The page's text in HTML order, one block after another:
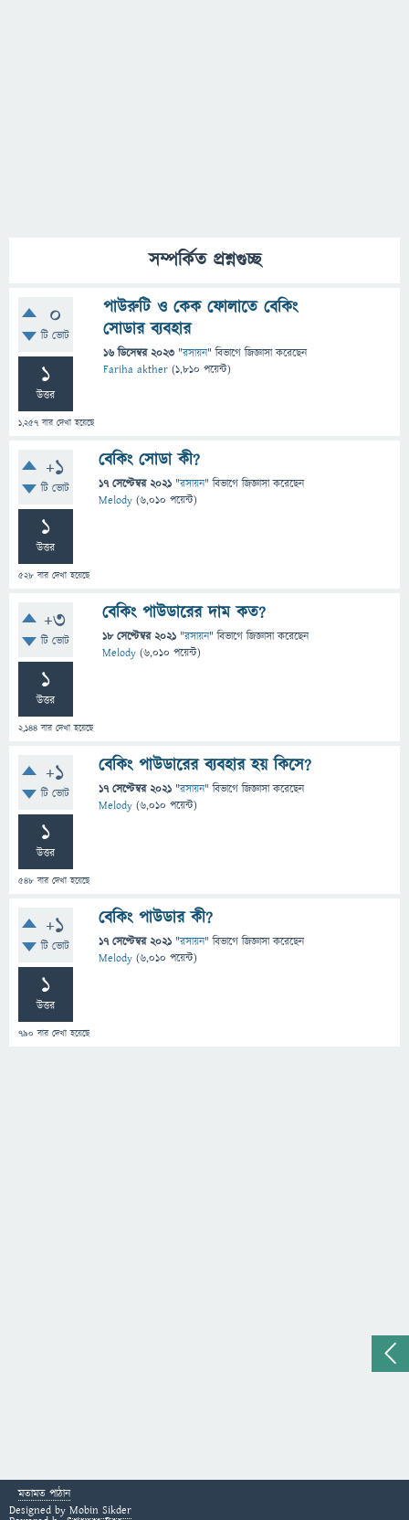
সম্পর্কিত প্রশ্নগুচ্ছ
0
টি ভোট
1
উত্তর
1,257 বার দেখা হয়েছে
পাউরুটি ও কেক ফোলাতে বেকিং
সোডার ব্যবহার
16 ডিসেম্বর 2023 "রসায়ন" বিভাগে জিজ্ঞাসাকরেছেন
Fariha akther (1,810 পয়েন্ট)
+1
টি ভোট
1
উত্তর
528 বার দেখা হয়েছে
বেকিং সোডা কী?
17 সেপ্টেম্বর 2021 "রসায়ন" বিভাগে জিজ্ঞাসাকরেছেন
Melody (6,010 পয়েন্ট)
+3
টি ভোট
1
উত্তর
2,144 বার দেখা হয়েছে
বেকিং পাউডারের দাম কত?
18 সেপ্টেম্বর 2021 "রসায়ন" বিভাগে জিজ্ঞাসাকরেছেন
Melody (6,010 পয়েন্ট)
+1
টি ভোট
1
উত্তর
548 বার দেখা হয়েছে
বেকিং পাউডারের ব্যবহার হয় কিসে?
17 সেপ্টেম্বর 2021 "রসায়ন" বিভাগে জিজ্ঞাসাকরেছেন
Melody (6,010 পয়েন্ট)
+1
টি ভোট
1
উত্তর
790 বার দেখা হয়েছে
বেকিং পাউডার কী?
17 সেপ্টেম্বর 2021 "রসায়ন" বিভাগে জিজ্ঞাসাকরেছেন
Melody (6,010 পয়েন্ট)
মতামত পাঠান
Designed by Mobin Sikder